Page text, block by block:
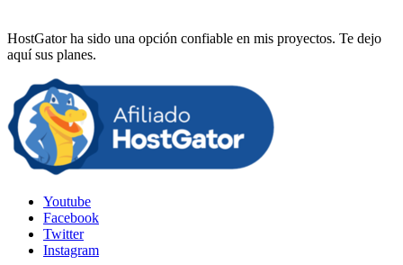
HostGator ha sido una opción confiable en mis proyectos. Te dejo
aquí sus planes.
Youtube
Facebook
Twitter
Instagram